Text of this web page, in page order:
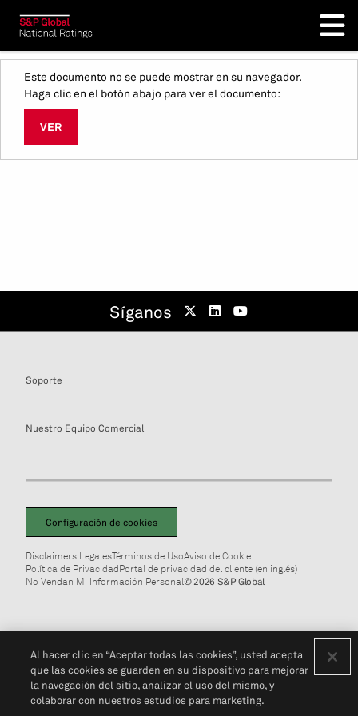
Este documento no se puede mostrar en su navegador.
Haga clic en el botón abajo para ver el documento:
VER
Síganos
Soporte
Nuestro Equipo Comercial
Configuración de cookies
Disclaimers LegalesTérminos de UsoAviso de Cookie
Política de PrivacidadPortal de privacidad del cliente (en inglés)
No Vendan Mi Información Personal© 2026 S&P Global
Al hacer clic en “Aceptar todas las cookies”, usted acepta
que las cookies se guarden en su dispositivo para mejorar
la navegación del sitio, analizar el uso del mismo, y
colaborar con nuestros estudios para marketing.